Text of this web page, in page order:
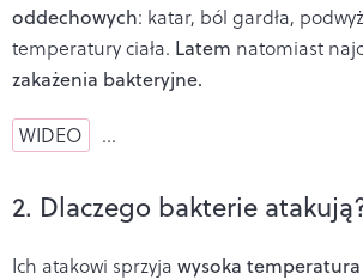
oddechowych: katar, ból gardła,
temperatury ciała. Latem natomiast
zakażenia bakteryjne.
WIDEO …
2. Dlaczego bakterie
Ich atakowi sprzyja wysoka